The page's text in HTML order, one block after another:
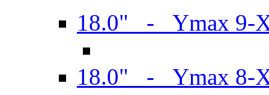
18.0" - Ymax 9-
18.0" - Ymax 8-